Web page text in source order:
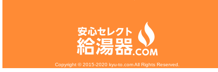
Copyright © 2015-2020 kyu-to.com All Rights Reserved.